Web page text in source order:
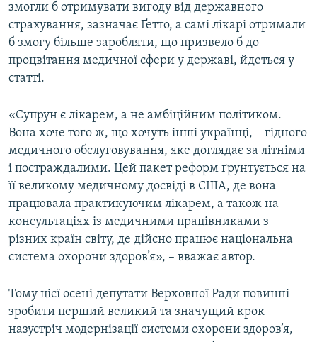
змогли б отримувати вигоду від державного
страхування, зазначає Ґетто, а самі лікарі отримали
б змогу більше заробляти, що призвело б до
процвітання медичної сфери у державі, йдеться у
статті.
«Супрун є лікарем, а не амбіційним політиком.
Вона хоче того ж, що хочуть інші українці, – гідного
медичного обслуговування, яке доглядає за літніми
і постраждалими. Цей пакет реформ ґрунтується на
її великому медичному досвіді в США, де вона
працювала практикуючим лікарем, а також на
консультаціях із медичними працівниками з
різних країн світу, де дійсно працює національна
система охорони здоров’я», – вважає автор.
Тому цієї осені депутати Верховної Ради повинні
зробити перший великий та значущий крок
назустріч модернізації системи охорони здоров’я,